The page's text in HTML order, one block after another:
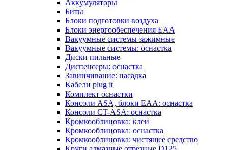
Аккумуляторы
Биты
Блоки подготовки воздуха
Блоки энергообеспечения EAA
Вакуумные системы зажимные
Вакуумные системы: оснастка
Диски пильные
Диспенсеры: оснастка
Завинчивание: насадка
Кабели plug it
Комплект оснастки
Консоли ASA, блоки EAA: оснастка
Консоли CT-ASA: оснастка
Кромкооблицовка: клеи
Кромкооблицовка: оснастка
Кромкооблицовка: чистящее средство